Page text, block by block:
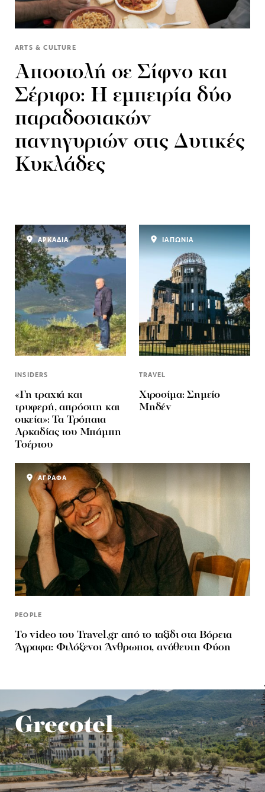
ARTS & CULTURE
Αποστολή σε Σίφνο και
Σέριφο: Η εμπειρία δύο
παραδοσιακών
πανηγυριών στις Δυτικές
Κυκλάδες
INSIDERS
«Γη τραχιά και
τρυφερή, απρόσιτη και
οικεία»: Τα Τρόπαια
Αρκαδίας του Μπάμπη
Τσέρτου
ΑΡΚΑΔΙΑ
TRAVEL
Χιροσίμα: Σημείο
Μηδέν
ΙΑΠΩΝΙΑ
PEOPLE
To video του Travel.gr από το ταξίδι στα Βόρεια
Άγραφα: Φιλόξενοι Άνθρωποι, ανόθευτη Φύση
ΑΓΡΑΦΑ
Grecotel